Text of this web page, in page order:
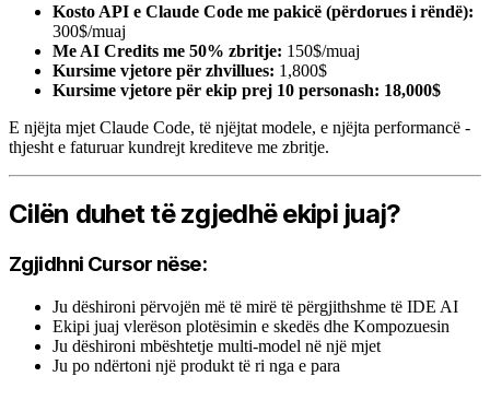
Kosto API e Claude Code me pakicë (përdorues i rëndë):
300$/muaj
Me AI Credits me 50% zbritje: 150$/muaj
Kursime vjetore për zhvillues: 1,800$
Kursime vjetore për ekip prej 10 personash: 18,000$
E njëjta mjet Claude Code, të njëjtat modele, e njëjta performancë -
thjesht e faturuar kundrejt krediteve me zbritje.
Cilën duhet të zgjedhë ekipi juaj?
Zgjidhni Cursor nëse:
Ju dëshironi përvojën më të mirë të përgjithshme të IDE AI
Ekipi juaj vlerëson plotësimin e skedës dhe Kompozuesin
Ju dëshironi mbështetje multi-model në një mjet
Ju po ndërtoni një produkt të ri nga e para